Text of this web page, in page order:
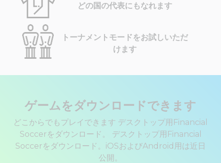
どの国の代表にもなれます
トーナメントモードをお試しいただ
けます
ゲームをダウンロードできます
どこからでもプレイできます デスクトップ用Financial
Soccerをダウンロード。 デスクトップ用Financial
Soccerをダウンロード。iOSおよびAndroid用は近日
公開。